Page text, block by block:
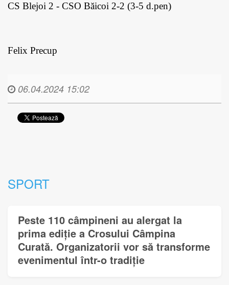
CS Blejoi 2 - CSO Băicoi 2-2 (3-5 d.pen)
Felix Precup
06.04.2024 15:02
SPORT
Peste 110 câmpineni au alergat la
prima ediție a Crosului Câmpina
Curată. Organizatorii vor să transforme
evenimentul într-o tradiție